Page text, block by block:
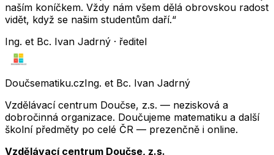
naším koníčkem. Vždy nám všem dělá obrovskou radost
vidět, když se našim studentům daří.“
Ing. et Bc. Ivan Jadrný · ředitel
Doučsematiku.czIng. et Bc. Ivan Jadrný
Vzdělávací centrum Doučse, z.s. — nezisková a
dobročinná organizace. Doučujeme matematiku a další
školní předměty po celé ČR — prezenčně i online.
Vzdělávací centrum Doučse, z.s.